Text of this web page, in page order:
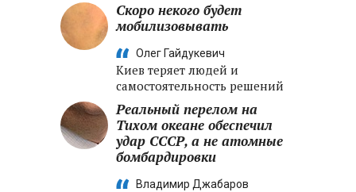
Скоро некого будет
мобилизовывать
Олег Гайдукевич
Киев теряет людей и
самостоятельность решений
Реальный перелом на
Тихом океане обеспечил
удар СССР, а не атомные
бомбардировки
Владимир Джабаров